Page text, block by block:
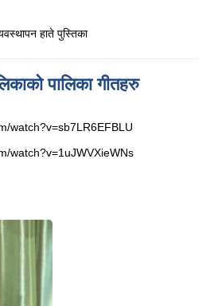
हाते पुस्तिका
पालिका गीतहरु
watch?v=sb7LR6EFBLU
watch?v=1uJWVXieWNs